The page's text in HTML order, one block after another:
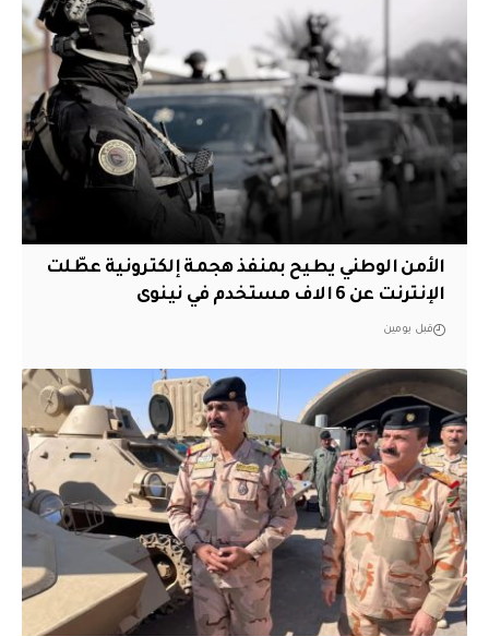
الأمن الوطني يطيح بمنفذ هجمة إلكترونية عطّلت
الإنترنت عن 6 الاف مستخدم في نينوى
قبل يومين